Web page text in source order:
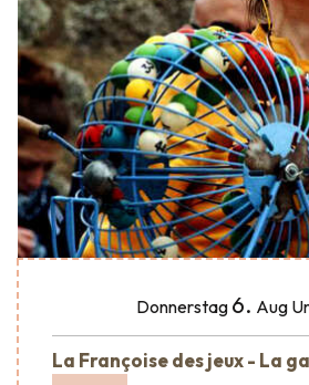
Donnerstag 6. Aug
La Françoise des jeux - La